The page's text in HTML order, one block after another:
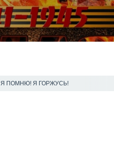
Я ПОМНЮ! Я ГОРЖУСЬ!